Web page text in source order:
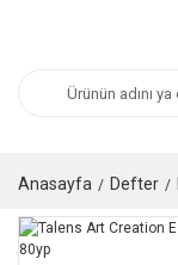
Anasayfa Defter